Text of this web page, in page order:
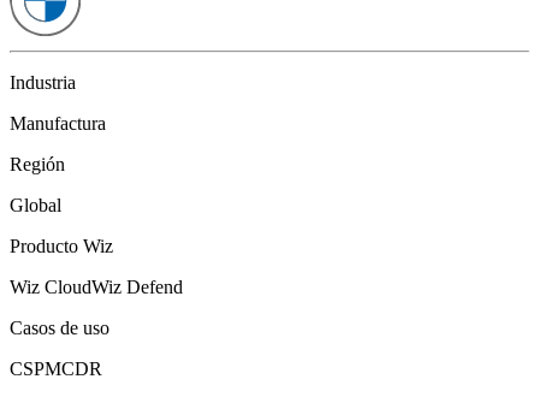
Industria
Manufactura
Región
Global
Producto Wiz
Wiz CloudWiz Defend
Casos de uso
CSPMCDR